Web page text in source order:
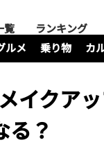
覧 ランキング
ルメ 乗り物 カ
イクア
る？